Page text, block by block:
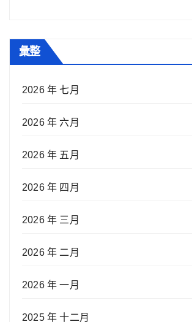
彙整
2026 年 七月
2026 年 六月
2026 年 五月
2026 年 四月
2026 年 三月
2026 年 二月
2026 年 一月
2025 年 十二月